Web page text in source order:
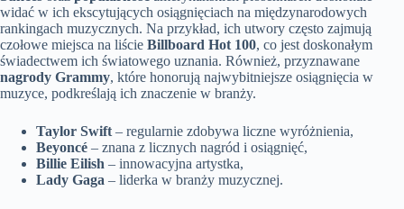
widać w ich ekscytujących osiągnięciach na międzynarodowych
rankingach muzycznych. Na przykład, ich utwory często zajmują
czołowe miejsca na liście Billboard Hot 100, co jest doskonałym
świadectwem ich światowego uznania. Również, przyznawane
nagrody Grammy, które honorują najwybitniejsze osiągnięcia w
muzyce, podkreślają ich znaczenie w branży.
Taylor Swift – regularnie zdobywa liczne wyróżnienia,
Beyoncé – znana z licznych nagród i osiągnięć,
Billie Eilish – innowacyjna artystka,
Lady Gaga – liderka w branży muzycznej.